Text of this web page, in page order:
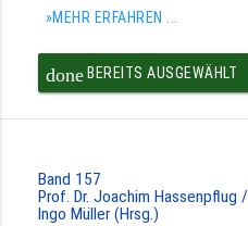
»MEHR ERFAHREN ...
doneBEREITS AUSGEWÄHLT
Band 157
Prof. Dr. Joachim Hassenpflug
Ingo Müller (Hrsg.)